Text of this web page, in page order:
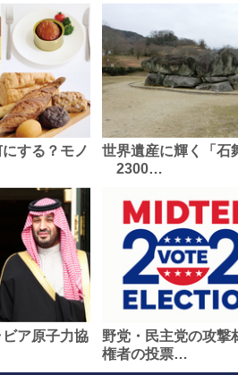
する？モノ
世界遺産に輝く「石
2300…
ア原子力協
野党・民主党の攻撃
権者の投票…